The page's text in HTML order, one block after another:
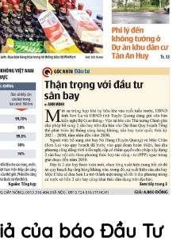
của báo Đầu Tư